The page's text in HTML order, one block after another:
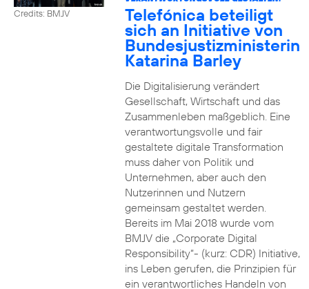
Credits: BMJV Telefónica beteiligt
sich an Initiative von
Bundesjustizministerin
Katarina Barley
Die Digitalisierung verändert
Gesellschaft, Wirtschaft und das
Zusammenleben maßgeblich. Eine
verantwortungsvolle und fair
gestaltete digitale Transformation
muss daher von Politik und
Unternehmen, aber auch den
Nutzerinnen und Nutzern
gemeinsam gestaltet werden.
Bereits im Mai 2018 wurde vom
BMJV die „Corporate Digital
Responsibility“- (kurz: CDR) Initiative,
ins Leben gerufen, die Prinzipien für
ein verantwortliches Handeln von